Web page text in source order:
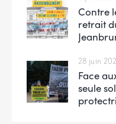
Contre
retrait
28 juin
Face
seule